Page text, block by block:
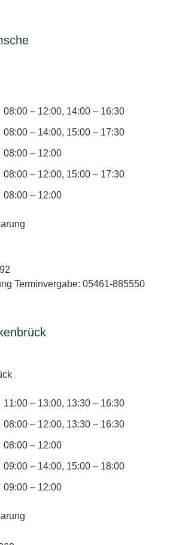
08:00 – 12:00, 14:00 – 16:30
08:00 – 14:00, 15:00 – 17:30
08:00 – 12:00
08:00 – 12:00, 15:00 – 17:30
08:00 – 12:00
Terminvergabe: 05461-885550
11:00 – 13:00, 13:30 – 16:30
08:00 – 12:00, 13:30 – 16:30
08:00 – 12:00
09:00 – 14:00, 15:00 – 18:00
09:00 – 12:00